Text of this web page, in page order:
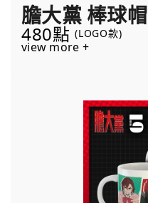
膽大黨 棒球帽
480點 (LOGO款)
view more +